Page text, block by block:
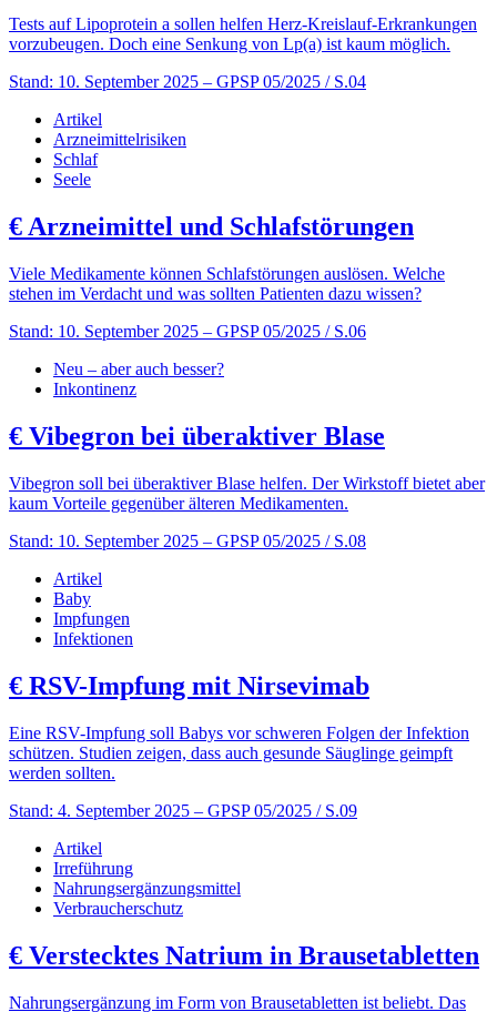
Tests auf Lipoprotein a sollen helfen Herz-Kreislauf-Erkrankungen
vorzubeugen. Doch eine Senkung von Lp(a) ist kaum möglich.
Stand: 10. September 2025 – GPSP 05/2025 / S.04
Artikel
Arzneimittelrisiken
Schlaf
Seele
€ Arzneimittel und Schlafstörungen
Viele Medikamente können Schlafstörungen auslösen. Welche
stehen im Verdacht und was sollten Patienten dazu wissen?
Stand: 10. September 2025 – GPSP 05/2025 / S.06
Neu – aber auch besser?
Inkontinenz
€ Vibegron bei überaktiver Blase
Vibegron soll bei überaktiver Blase helfen. Der Wirkstoff bietet aber
kaum Vorteile gegenüber älteren Medikamenten.
Stand: 10. September 2025 – GPSP 05/2025 / S.08
Artikel
Baby
Impfungen
Infektionen
€ RSV-Impfung mit Nirsevimab
Eine RSV-Impfung soll Babys vor schweren Folgen der Infektion
schützen. Studien zeigen, dass auch gesunde Säuglinge geimpft
werden sollten.
Stand: 4. September 2025 – GPSP 05/2025 / S.09
Artikel
Irreführung
Nahrungsergänzungsmittel
Verbraucherschutz
€ Verstecktes Natrium in Brausetabletten
Nahrungsergänzung im Form von Brausetabletten ist beliebt. Das